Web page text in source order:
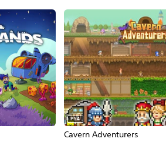
Cavern Adventurers
PS4